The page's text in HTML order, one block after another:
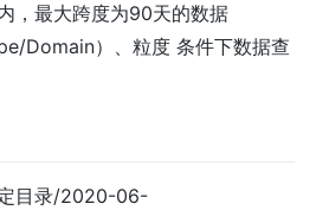
，最大跨度为90天的数据
Domain）、粒度 条件下数据查
目录/2020-06-